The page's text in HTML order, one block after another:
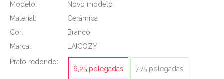
Modelo:
Novo modelo
Material:
Cerâmica
Cor:
Branco
Marca:
LAICOZY
Prato redondo:
6,25 polegadas
7,75 polegadas